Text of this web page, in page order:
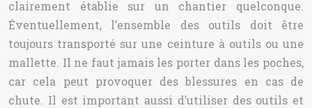
clairement établie sur un chantier quelconque.
Éventuellement, l’ensemble des outils doit être
toujours transporté sur une ceinture à outils ou une
mallette. Il ne faut jamais les porter dans les poches,
car cela peut provoquer des blessures en cas de
chute. Il est important aussi d’utiliser des outils et